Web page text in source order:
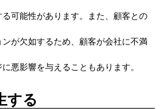
可能性があります。また、顧客との
が欠如するため、 顧客が会社に不満
悪影響を与えることもあります。
する